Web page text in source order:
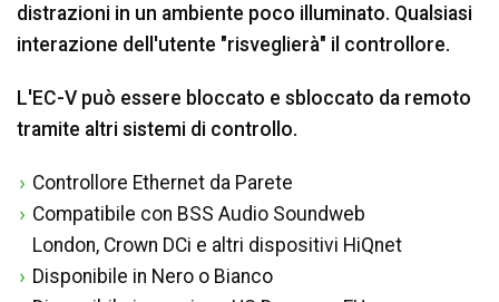
distrazioni in un ambiente poco illuminato. Qualsiasi
interazione dell'utente "risveglierà" il controllore.
L'EC-V può essere bloccato e sbloccato da remoto
tramite altri sistemi di controllo.
Controllore Ethernet da Parete
Compatibile con BSS Audio Soundweb
London, Crown DCi e altri dispositivi HiQnet
Disponibile in Nero o Bianco